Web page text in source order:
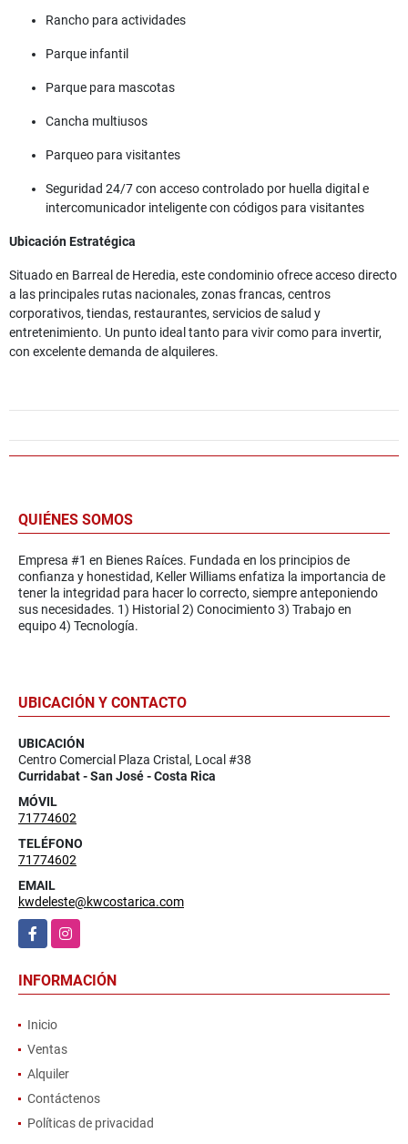
Rancho para actividades
Parque infantil
Parque para mascotas
Cancha multiusos
Parqueo para visitantes
Seguridad 24/7 con acceso controlado por huella digital e
intercomunicador inteligente con códigos para visitantes
Ubicación Estratégica
Situado en Barreal de Heredia, este condominio ofrece acceso directo
a las principales rutas nacionales, zonas francas, centros
corporativos, tiendas, restaurantes, servicios de salud y
entretenimiento. Un punto ideal tanto para vivir como para invertir,
con excelente demanda de alquileres.
QUIÉNES SOMOS
Empresa #1 en Bienes Raíces. Fundada en los principios de
confianza y honestidad, Keller Williams enfatiza la importancia de
tener la integridad para hacer lo correcto, siempre anteponiendo
sus necesidades. 1) Historial 2) Conocimiento 3) Trabajo en
equipo 4) Tecnología.
UBICACIÓN Y CONTACTO
UBICACIÓN
Centro Comercial Plaza Cristal, Local #38
Curridabat - San José - Costa Rica
MÓVIL
71774602
TELÉFONO
71774602
EMAIL
kwdeleste@kwcostarica.com
FacebookInstagram
INFORMACIÓN
Inicio
Ventas
Alquiler
Contáctenos
Políticas de privacidad